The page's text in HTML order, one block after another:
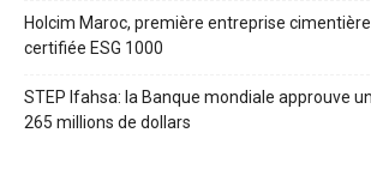
Holcim Maroc, première entreprise
certifiée ESG 1000
STEP Ifahsa: la Banque mondiale approuve
265 millions de dollars